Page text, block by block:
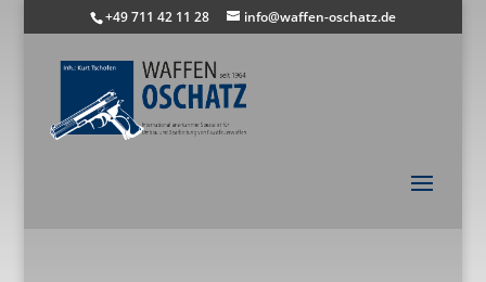
+49 711 42 11 28 info@waffen-oschatz.de